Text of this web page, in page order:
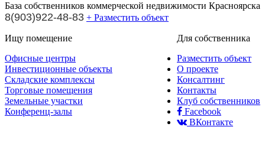
База собственников коммерческой недвижимости Красноярска
8(903)922-48-83 + Разместить объект
Ищу помещение
Офисные центры
Инвестиционные объекты
Складские комплексы
Торговые помещения
Земельные участки
Конференц-залы
Для собственника
Разместить объект
О проекте
Консалтинг
Контакты
Клуб собственников
Facebook
ВКонтакте